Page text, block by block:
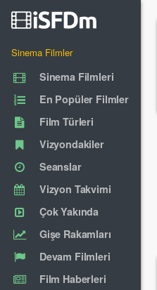
Sinema Filmler
Sinema Filmleri
En Popüler Filmler
Film Türleri
Vizyondakiler
Seanslar
Vizyon Takvimi
Çok Yakında
Gişe Rakamları
Devam Filmleri
Film Haberleri